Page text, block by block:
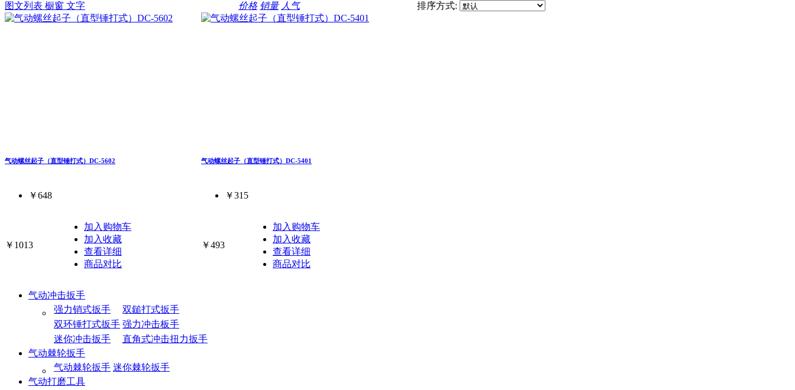
图文列表 橱窗 文字 价格 销量 人气 排序方式:
气动螺丝起子（直型锤打式）DC-5602
￥648
￥1013
加入购物车
加入收藏
查看详细
商品对比
气动螺丝起子（直型锤打式）DC-5401
￥315
￥493
加入购物车
加入收藏
查看详细
商品对比
气动冲击扳手
强力销式扳手
双鎚打式扳手
双环锤打式扳手 强力冲击板手
迷你冲击扳手
直角式冲击扭力扳手
气动棘轮扳手
气动棘轮扳手 迷你棘轮扳手
气动打磨工具